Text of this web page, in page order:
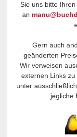
Sie uns bitte
an
Gern auch
geänderten
Wir verweisen
externen Links
unter
jegliche